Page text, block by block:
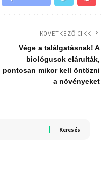
KÖVETKEZŐ CIKK
Vége a találgatásnak! A
biológusok elárulták,
pontosan mikor kell öntözni
a növényeket